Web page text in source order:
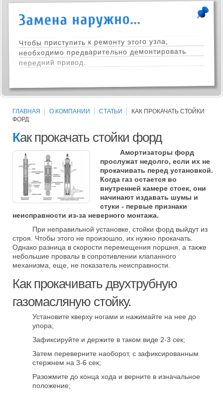
Чтобы приступить к ремонту этого узла,
необходимо предварительно демонтировать
передний привод.
ГЛАВНАЯ О КОМПАНИИ СТАТЬИ
КАК ПРОКАЧАТЬ СТОЙКИ
ФОРД
Как прокачать стойки форд
Амортизаторы форд
прослужат недолго, если их не
прокачивать перед установкой.
Когда газ остается во
внутренней камере стоек, они
начинают издавать шумы и
стуки - первые признаки
неисправности из-за неверного монтажа.
При неправильной установке, стойки форд выйдут из
строя. Чтобы этого не произошло, их нужно прокачать.
Однако разница в скорости перемещения поршня, а также
небольшие провалы в сопротивлении клапанного
механизма, еще, не показатель неисправности.
Как прокачивать двухтрубную
газомасляную стойку.
Установите кверху ногами и нажимайте на нее до
упора;
Зафиксируйте и держите в таком виде 2-3 сек;
Затем переверните наоборот, с зафиксированным
стержнем на 3-6 сек;
Разожмите до конца хода и верните в изначальное
положение;